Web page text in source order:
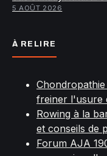
5 AOÛT 2026
À RELIRE
freiner l'usure
Rowing à la
et conseils de
Forum AJA